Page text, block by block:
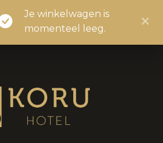
Je winkelwagen is
momenteel leeg.